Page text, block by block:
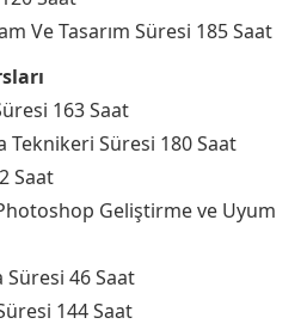
Ve Tasarım Süresi 185 Saat
163 Saat
Süresi 180 Saat
Saat
Geliştirme ve Uyum
46 Saat
144 Saat